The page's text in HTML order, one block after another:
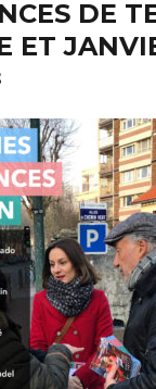
DE
ET